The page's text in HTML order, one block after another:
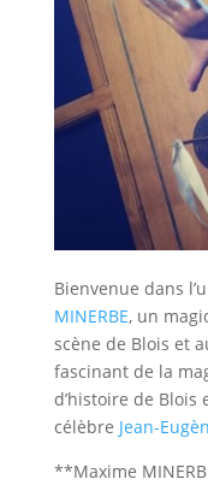
Bienvenue dans
MINERBE, un
scène de Blois et
fascinant de la
d’histoire de Blois
célèbre Jean-
**Maxime